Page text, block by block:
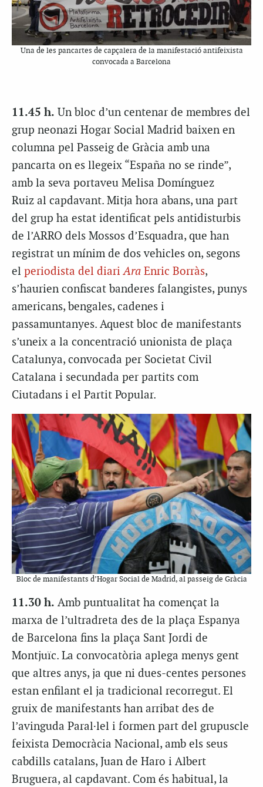
Una de les pancartes de capçalera de la manifestació antifeixista
convocada a Barcelona
11.45 h. Un bloc d’un centenar de membres del
grup neonazi Hogar Social Madrid baixen en
columna pel Passeig de Gràcia amb una
pancarta on es llegeix “España no se rinde”,
amb la seva portaveu Melisa Domínguez
Ruiz al capdavant. Mitja hora abans, una part
del grup ha estat identificat pels antidisturbis
de l’ARRO dels Mossos d’Esquadra, que han
registrat un mínim de dos vehicles on, segons
el periodista del diariAra Enric Borràs,
s’haurien confiscat banderes falangistes, punys
americans, bengales, cadenes i
passamuntanyes. Aquest bloc de manifestants
s’uneix a la concentració unionista de plaça
Catalunya, convocada per Societat Civil
Catalana i secundada per partits com
Ciutadans i el Partit Popular.
Bloc de manifestants d’Hogar Social de Madrid, al passeig de Gràcia
11.30 h. Amb puntualitat ha començat la
marxa de l’ultradreta des de la plaça Espanya
de Barcelona fins la plaça Sant Jordi de
Montjuïc. La convocatòria aplega menys gent
que altres anys, ja que ni dues-centes persones
estan enfilant el ja tradicional recorregut. El
gruix de manifestants han arribat des de
l’avinguda Paral·lel i formen part del grupuscle
feixista Democràcia Nacional, amb els seus
cabdills catalans, Juan de Haro i Albert
Bruguera, al capdavant. Com és habitual, la